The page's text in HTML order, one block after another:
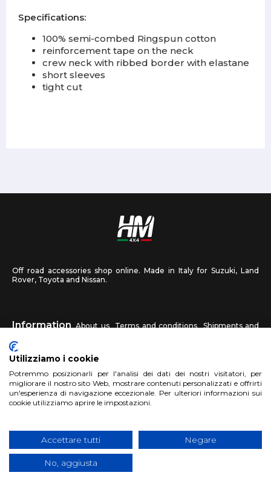
Specifications:
100% semi-combed Ringspun cotton
reinforcement tape on the neck
crew neck with ribbed border with elastane
short sleeves
tight cut
Off road accessories shop online. Made in Italy for Suzuki, Land
Rover, Toyota and Nissan.
Information About us Terms and conditions
Shipments and
returns
HM4X4 FAQ Affiliated workshop Send us a photo
Account Sign up
Copyright 2017 HM4x4 Nuova Luce di Rosa Limuti
number 06946260822
| privacy cookies policy
Utilizziamo i cookie
Potremmo posizionarli per l'analisi dei dati dei nostri visitatori, per
migliorare il nostro sito Web, mostrare contenuti personalizzati e offrirti
un'esperienza di navigazione eccezionale. Per ulteriori informazioni sui
cookie utilizziamo aprire le impostazioni.
Accettare tutti Negare
No, aggiusta